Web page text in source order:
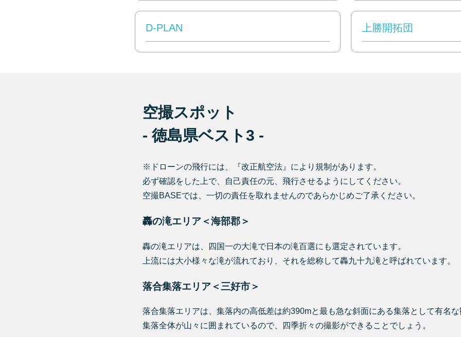
D-PLAN 上勝開拓団
空撮スポット
- 徳島県ベスト3 -
※ドローンの飛行には、『改正航空法』により規制があります。
必ず確認をした上で、自己責任の元、飛行させるようにしてください。
空撮BASEでは、一切の責任を取れませんのであらかじめご了承ください。
轟の滝エリア＜海部郡＞
轟の滝エリアは、四国一の大滝で日本の滝百選にも選定されています。
上流には大小様々な滝が流れており、それを総称して轟九十九滝と呼ばれています。
落合集落エリア＜三好市＞
落合集落エリアは、集落内の高低差は約390mと最も急な斜面にある集落として有名
集落全体が山々に囲まれているので、四季折々の撮影ができることでしょう。